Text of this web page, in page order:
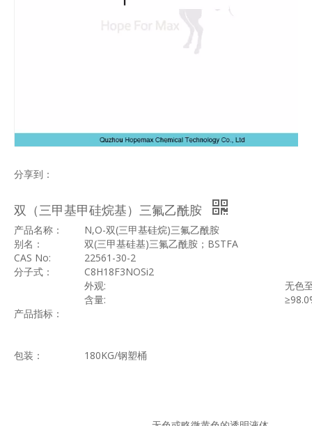
分享到：
双（三甲基甲硅烷基）三氟乙酰胺
产品名称： N,O-双(三甲基硅烷)三氟乙酰胺
别名：
双(三甲基硅基)三氟乙酰胺； BSTFA
CAS No:
22561-30-2
分子式：
C8H18F3NOSi2
产品指标：
外观:
无色
含量: ≥
包装： 180KG/钢塑桶